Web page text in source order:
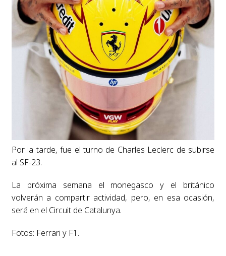
Por la tarde, fue el turno de Charles Leclerc de subirse
al SF-23.
La próxima semana el monegasco y el británico
volverán a compartir actividad, pero, en esa ocasión,
será en el Circuit de Catalunya.
Fotos: Ferrari y F1.